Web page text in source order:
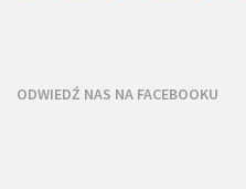
ODWIEDŹ NAS NA FACEBOOKU